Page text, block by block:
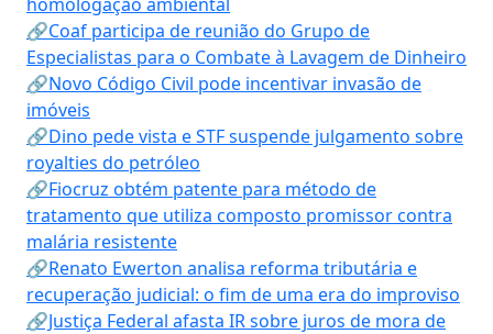
🔗Coaf participa de reunião do Grupo de
Especialistas para o Combate à Lavagem de Dinheiro
🔗Novo Código Civil pode incentivar invasão de
imóveis
🔗Dino pede vista e STF suspende julgamento sobre
royalties do petróleo
🔗Fiocruz obtém patente para método de
tratamento que utiliza composto promissor contra
malária resistente
🔗Renato Ewerton analisa reforma tributária e
recuperação judicial: o fim de uma era do improviso
🔗Justiça Federal afasta IR sobre juros de mora de